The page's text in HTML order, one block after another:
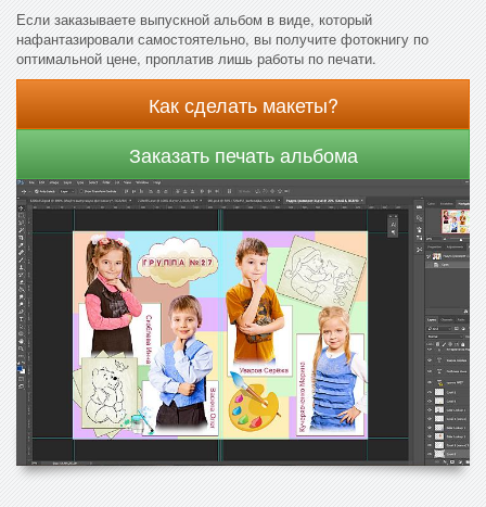
Если заказываете выпускной альбом в виде, который
нафантазировали самостоятельно, вы получите фотокнигу по
оптимальной цене, проплатив лишь работы по печати.
Как сделать макеты?
Заказать печать альбома